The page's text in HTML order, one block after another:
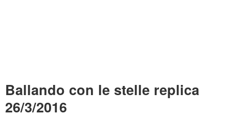
Ballando con le stelle replica
26/3/2016